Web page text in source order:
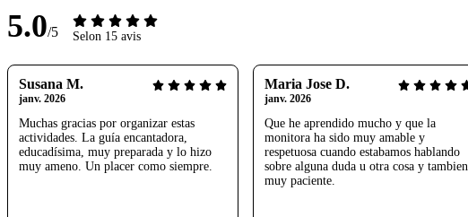
5.0/5 Selon 15 avis
Susana M.
janv. 2026
Muchas gracias por organizar estas
actividades. La guía encantadora,
educadísima, muy preparada y lo hizo
muy ameno. Un placer como siempre.
Maria Jose D.
janv. 2026
Que he aprendido mucho y que la
monitora ha sido muy amable y
respetuosa cuando estabamos hablando
sobre alguna duda u otra cosa y tambien
muy paciente.